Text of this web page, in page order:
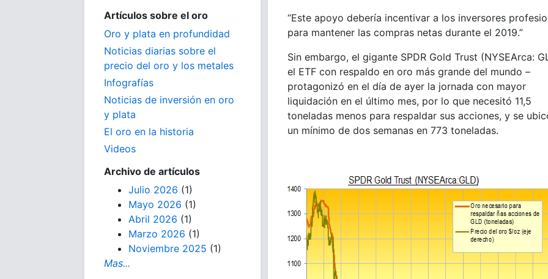
Artículos sobre el oro
Oro y plata en profundidad
Noticias diarias sobre el
precio del oro y los metales
Infografías
Noticias de inversión en oro
y plata
El oro en la historia
Videos
Archivo de artículos
Julio 2026 (1)
Mayo 2026 (1)
Abril 2026 (1)
Marzo 2026 (1)
Noviembre 2025 (1)
Mas...
“Este apoyo debería incentivar a los inversores
para mantener las compras netas durante el 2019.”
Sin embargo, el gigante SPDR Gold Trust (NYSEArca:
el ETF con respaldo en oro más grande del mundo –
protagonizó en el día de ayer la jornada con mayor
liquidación en el último mes, por lo que necesitó 11,5
toneladas menos para respaldar sus acciones, y se
un mínimo de dos semanas en 773 toneladas.